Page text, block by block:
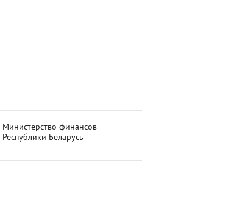
Министерство финансов
Республики Беларусь